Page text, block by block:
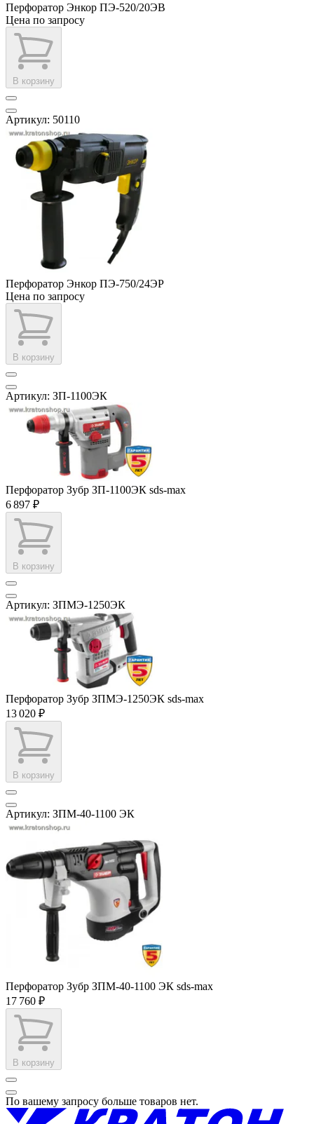
Перфоратор Энкор ПЭ-520/20ЭВ
Цена по запросу
В корзину
Артикул: 50110
Перфоратор Энкор ПЭ-750/24ЭР
Цена по запросу
В корзину
Артикул: ЗП-1100ЭК
Перфоратор Зубр ЗП-1100ЭК sds-max
6 897 ₽
В корзину
Артикул: ЗПМЭ-1250ЭК
Перфоратор Зубр ЗПМЭ-1250ЭК sds-max
13 020 ₽
В корзину
Артикул: ЗПМ-40-1100 ЭК
Перфоратор Зубр ЗПМ-40-1100 ЭК sds-max
17 760 ₽
В корзину
По вашему запросу больше товаров нет.